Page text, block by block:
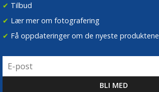
✔ Tilbud
✔ Lær mer om fotografering
✔ Få oppdateringer om de nyeste produktene